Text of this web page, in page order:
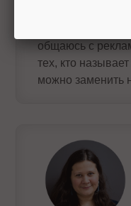
общаюсь с
тех, кто
можно заменить